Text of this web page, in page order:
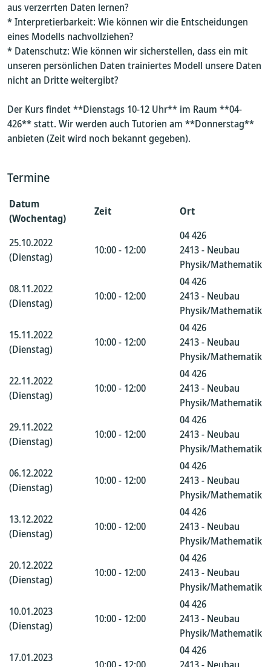
aus verzerrten Daten lernen?
* Interpretierbarkeit: Wie können wir die Entscheidungen
eines Modells nachvollziehen?
* Datenschutz: Wie können wir sicherstellen, dass ein mit
unseren persönlichen Daten trainiertes Modell unsere Daten
nicht an Dritte weitergibt?
Der Kurs findet **Dienstags 10-12 Uhr** im Raum **04-
426** statt. Wir werden auch Tutorien am **Donnerstag**
anbieten (Zeit wird noch bekannt gegeben).
Termine
Datum
(Wochentag)
Zeit Ort
25.10.2022
(Dienstag)
10:00 - 12:00
04 426
2413 - Neubau
Physik/Mathematik
08.11.2022
(Dienstag)
10:00 - 12:00
04 426
2413 - Neubau
Physik/Mathematik
15.11.2022
(Dienstag)
10:00 - 12:00
04 426
2413 - Neubau
Physik/Mathematik
22.11.2022
(Dienstag)
10:00 - 12:00
04 426
2413 - Neubau
Physik/Mathematik
29.11.2022
(Dienstag)
10:00 - 12:00
04 426
2413 - Neubau
Physik/Mathematik
06.12.2022
(Dienstag)
10:00 - 12:00
04 426
2413 - Neubau
Physik/Mathematik
13.12.2022
(Dienstag)
10:00 - 12:00
04 426
2413 - Neubau
Physik/Mathematik
20.12.2022
(Dienstag)
10:00 - 12:00
04 426
2413 - Neubau
Physik/Mathematik
10.01.2023
(Dienstag)
10:00 - 12:00
04 426
2413 - Neubau
Physik/Mathematik
17.01.2023
04 426